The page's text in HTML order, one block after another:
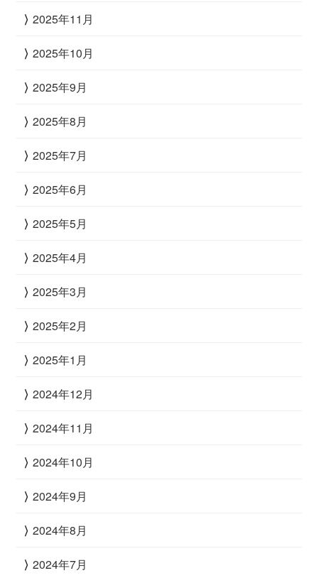
2025年11月
2025年10月
2025年9月
2025年8月
2025年7月
2025年6月
2025年5月
2025年4月
2025年3月
2025年2月
2025年1月
2024年12月
2024年11月
2024年10月
2024年9月
2024年8月
2024年7月